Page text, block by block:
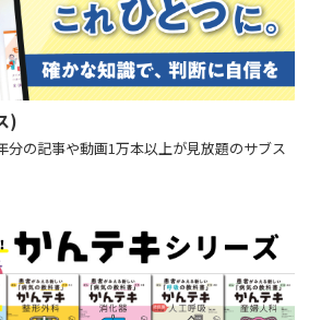
)
分の記事や動画1万本以上が見放題のサブス